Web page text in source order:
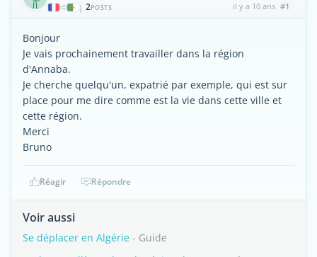
| 2POSTS il y a 10 ans #1
Bonjour
Je vais prochainement travailler dans la région
d'Annaba.
Je cherche quelqu'un, expatrié par exemple, qui est sur
place pour me dire comme est la vie dans cette ville et
cette région.
Merci
Bruno
Réagir Répondre
Voir aussi
Se déplacer en Algérie - Guide